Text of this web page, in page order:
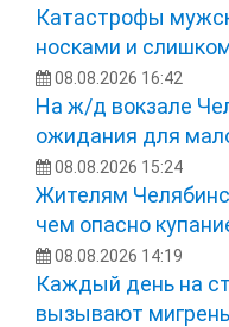
Катастрофы
носками и
08.08.2026 16:42
На ж/д вокзале
ожидания для
08.08.2026 15:24
Жителям
чем опасно
08.08.2026 14:19
Каждый день на
вызывают мигрень